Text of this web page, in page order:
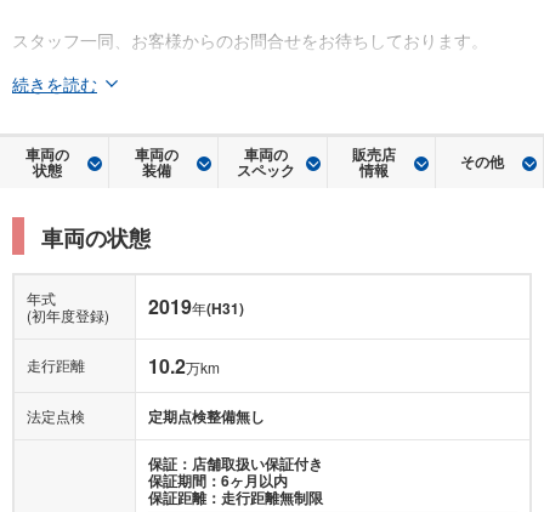
スタッフ一同、お客様からのお問合せをお待ちしております。
続きを読む
車両の
状態
車両の
装備
車両の
スペック
販売店
情報 その他
車両の状態
年式
(初年度登録)
2019年(H31)
走行距離 10.2万km
法定点検 定期点検整備無し
保証：店舗取扱い保証付き
保証期間：6ヶ月以内
保証距離：走行距離無制限